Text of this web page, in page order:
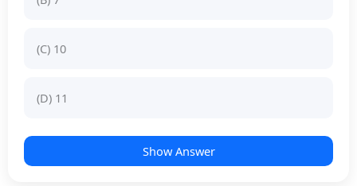
(C) 10
(D) 11
Show Answer